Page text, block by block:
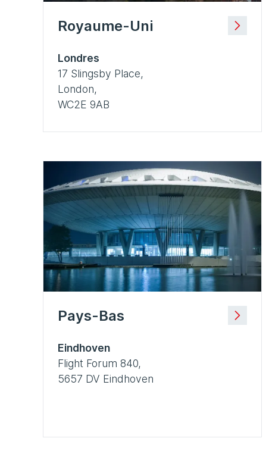
Royaume-Uni
Londres
17 Slingsby Place,
London,
WC2E 9AB
Pays-Bas
Eindhoven
Flight Forum 840,
5657 DV Eindhoven